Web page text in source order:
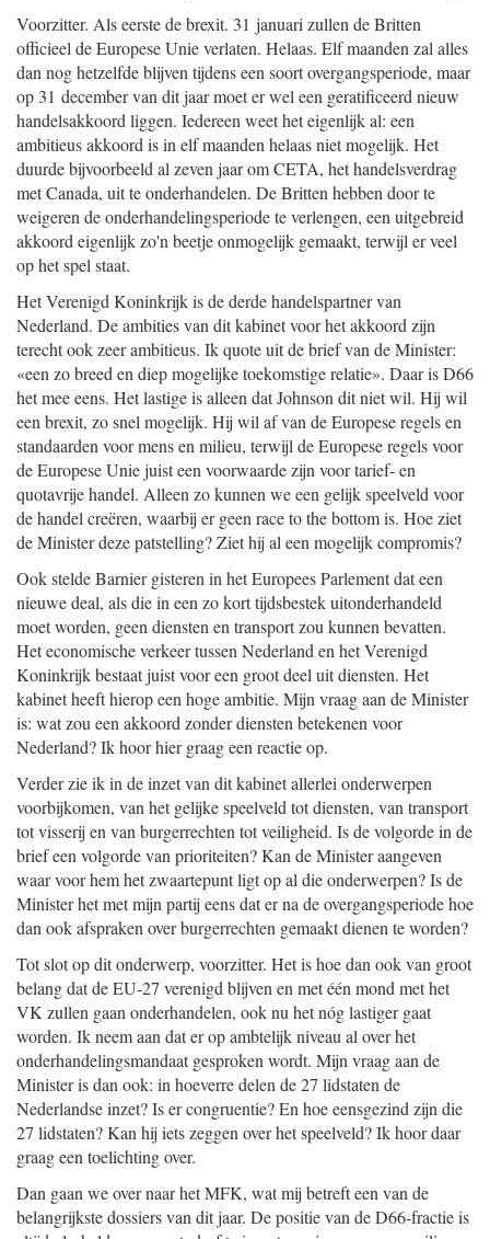
Voorzitter. Als eerste de brexit. 31 januari zullen de Britten
officieel de Europese Unie verlaten. Helaas. Elf maanden zal alles
dan nog hetzelfde blijven tijdens een soort overgangsperiode, maar
op 31 december van dit jaar moet er wel een geratificeerd nieuw
handelsakkoord liggen. Iedereen weet het eigenlijk al: een
ambitieus akkoord is in elf maanden helaas niet mogelijk. Het
duurde bijvoorbeeld al zeven jaar om CETA, het handelsverdrag
met Canada, uit te onderhandelen. De Britten hebben door te
weigeren de onderhandelingsperiode te verlengen, een uitgebreid
akkoord eigenlijk zo'n beetje onmogelijk gemaakt, terwijl er veel
op het spel staat.
Het Verenigd Koninkrijk is de derde handelspartner van
Nederland. De ambities van dit kabinet voor het akkoord zijn
terecht ook zeer ambitieus. Ik quote uit de brief van de Minister:
«een zo breed en diep mogelijke toekomstige relatie». Daar is D66
het mee eens. Het lastige is alleen dat Johnson dit niet wil. Hij wil
een brexit, zo snel mogelijk. Hij wil af van de Europese regels en
standaarden voor mens en milieu, terwijl de Europese regels voor
de Europese Unie juist een voorwaarde zijn voor tarief- en
quotavrije handel. Alleen zo kunnen we een gelijk speelveld voor
de handel creëren, waarbij er geen race to the bottom is. Hoe ziet
de Minister deze patstelling? Ziet hij al een mogelijk compromis?
Ook stelde Barnier gisteren in het Europees Parlement dat een
nieuwe deal, als die in een zo kort tijdsbestek uitonderhandeld
moet worden, geen diensten en transport zou kunnen bevatten.
Het economische verkeer tussen Nederland en het Verenigd
Koninkrijk bestaat juist voor een groot deel uit diensten. Het
kabinet heeft hierop een hoge ambitie. Mijn vraag aan de Minister
is: wat zou een akkoord zonder diensten betekenen voor
Nederland? Ik hoor hier graag een reactie op.
Verder zie ik in de inzet van dit kabinet allerlei onderwerpen
voorbijkomen, van het gelijke speelveld tot diensten, van transport
tot visserij en van burgerrechten tot veiligheid. Is de volgorde in de
brief een volgorde van prioriteiten? Kan de Minister aangeven
waar voor hem het zwaartepunt ligt op al die onderwerpen? Is de
Minister het met mijn partij eens dat er na de overgangsperiode hoe
dan ook afspraken over burgerrechten gemaakt dienen te worden?
Tot slot op dit onderwerp, voorzitter. Het is hoe dan ook van groot
belang dat de EU-27 verenigd blijven en met één mond met het
VK zullen gaan onderhandelen, ook nu het nóg lastiger gaat
worden. Ik neem aan dat er op ambtelijk niveau al over het
onderhandelingsmandaat gesproken wordt. Mijn vraag aan de
Minister is dan ook: in hoeverre delen de 27 lidstaten de
Nederlandse inzet? Is er congruentie? En hoe eensgezind zijn die
27 lidstaten? Kan hij iets zeggen over het speelveld? Ik hoor daar
graag een toelichting over.
Dan gaan we over naar het MFK, wat mij betreft een van de
belangrijkste dossiers van dit jaar. De positie van de D66-fractie is